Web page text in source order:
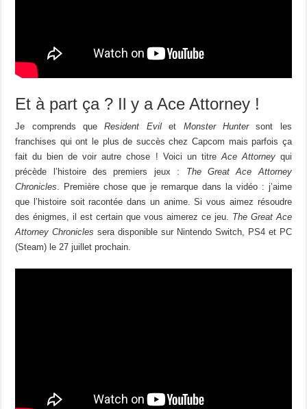
Et à part ça ? Il y a Ace Attorney !
Je comprends queResident Evilet Monster Huntersont les
franchises qui ont le plus de succès chez Capcom mais parfois ça
fait du bien de voir autre chose ! Voici un titre Ace Attorneyqui
précède l’histoire des premiers jeux : The Great Ace Attorney
Chronicles . Première chose que je remarque dans la vidéo : j’aime
que l’histoire soit racontée dans un anime. Si vous aimez résoudre
des énigmes, il est certain que vous aimerez ce jeu. The Great Ace
Attorney Chronicles sera disponible sur Nintendo Switch, PS4 et PC
(Steam) le 27 juillet prochain.